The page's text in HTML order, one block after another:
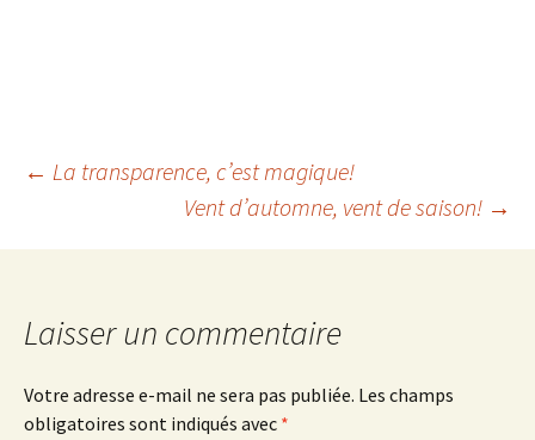
Navigation
des
articles
← La transparence, c’est magique!
Vent d’automne, vent de saison! →
Laisser un commentaire
Votre adresse e-mail ne sera pas publiée. Les champs
obligatoires sont indiqués avec *